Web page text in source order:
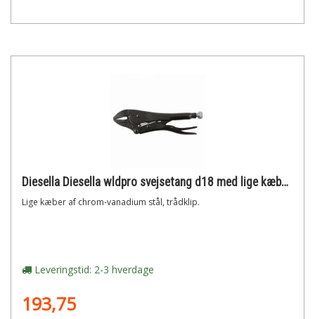
Diesella Diesella wldpro svejsetang d18 med lige kæber (225mm/9)"
Lige kæber af chrom-vanadium stål, trådklip.
Leveringstid: 2-3 hverdage
193,75